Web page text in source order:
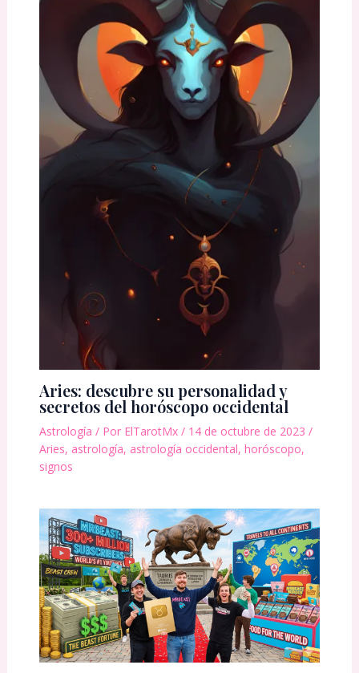
Aries: descubre su personalidad y
secretos del horóscopo occidental
Astrología / Por ElTarotMx / 14 de octubre de 2023 /
Aries, astrología, astrología occidental, horóscopo,
signos